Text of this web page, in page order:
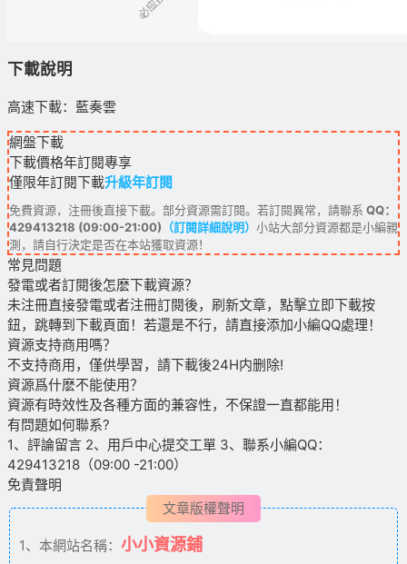
下載說明
高速下載：藍奏雲
網盤下載
下載價格年訂閱專享
僅限年訂閱下載升級年訂閱
免費資源，注冊後直接下載。部分資源需訂閱。若訂閱異常，請聯系 QQ：
429413218 (09:00-21:00) （訂閱詳細說明） 小站大部分資源都是小編親
測，請自行決定是否在本站獲取資源！
常見問題
發電或者訂閱後怎麽下載資源？
未注冊直接發電或者注冊訂閱後，刷新文章，點擊立即下載按
鈕，跳轉到下載頁面！若還是不行，請直接添加小編QQ處理！
資源支持商用嗎？
不支持商用，僅供學習，請下載後24H内删除!
資源爲什麽不能使用？
資源有時效性及各種方面的兼容性，不保證一直都能用！
有問題如何聯系?
1、評論留言 2、用戶中心提交工單 3、聯系小編QQ：
429413218（09:00 -21:00）
免責聲明
文章版權聲明
1、本網站名稱： 小小資源鋪